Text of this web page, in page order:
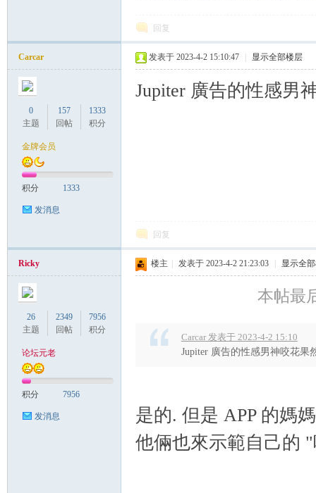
回复
Carcar
0
主题
157
回帖
1333
积分
金牌会员
积分 1333
发消息
发表于 2023-4-2 15:10:47 显示全部楼层
Jupiter 廣告的性感男
回复
Ricky
26
主题
2349
回帖
7956
积分
论坛元老
积分 7956
发消息
楼主 发表于 2023-4-2 21:23:03 显示全
本帖最
Carcar 发表于 2023-4-2 15:10
Jupiter 廣告的性感男神咬花果
是的. 但是 APP 的媽
他倆也來示範自己的